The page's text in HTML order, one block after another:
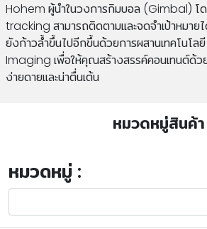
Hohem ผู้นำในวงการกิมบอล (Gimbal) โ
tracking สามารถติดตามและจดจำเป้าหมาย
ยังก้าวล้ำขึ้นไปอีกขึ้นด้วยการผสานเทคโนโล
Imaging เพื่อให้คุณสร้างสรรค์คอนเทนต์ด้ว
ง่ายดายและน่าตื่นเต้น
หมวดหมู่สินค้า
หมวดหมู่ :